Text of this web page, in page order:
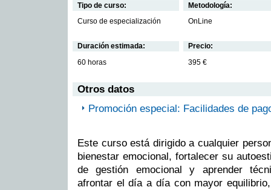
Tipo de curso:
Curso de especialización
Metodología:
OnLine
Duración estimada:
60 horas
Precio:
395 €
Otros datos
Promoción especial: Facilidades de
Este curso está dirigido a cualquier
bienestar emocional, fortalecer su
de gestión emocional y aprender
afrontar el día a día con mayor